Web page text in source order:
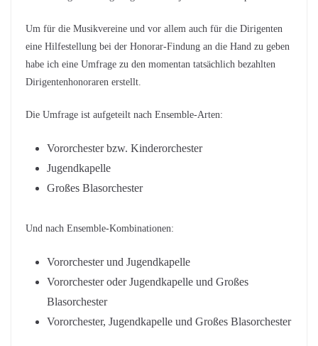
Um für die Musikvereine und vor allem auch für die Dirigenten
eine Hilfestellung bei der Honorar-Findung an die Hand zu geben
habe ich eine Umfrage zu den momentan tatsächlich bezahlten
Dirigentenhonoraren erstellt.
Die Umfrage ist aufgeteilt nach Ensemble-Arten:
Vororchester bzw. Kinderorchester
Jugendkapelle
Großes Blasorchester
Und nach Ensemble-Kombinationen:
Vororchester und Jugendkapelle
Vororchester oder Jugendkapelle und Großes
Blasorchester
Vororchester, Jugendkapelle und Großes Blasorchester